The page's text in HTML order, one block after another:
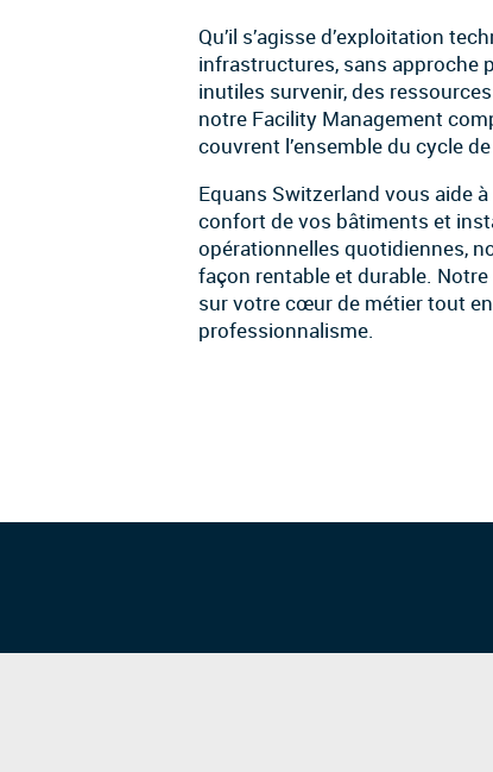
Qu’il s’agisse d’exploitation
infrastructures, sans approche
inutiles survenir, des
notre Facility Management
couvrent l’ensemble du cycle
Equans Switzerland vous aide
confort de vos bâtiments et
opérationnelles quotidiennes,
façon rentable et durable.
sur votre cœur de métier tout
professionnalisme.